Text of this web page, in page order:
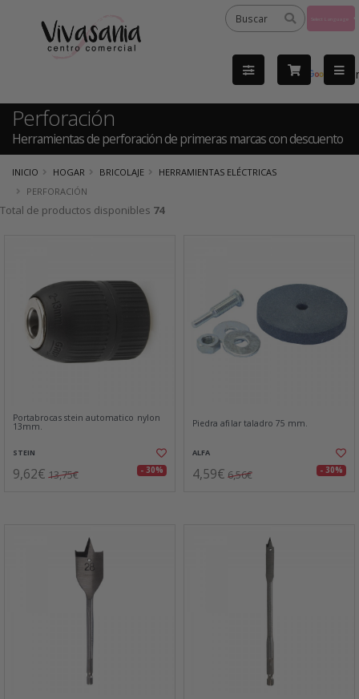
by
Perforación
Herramientas de perforación de primeras marcas con descuento
INICIO HOGAR BRICOLAJE
HERRAMIENTAS ELÉCTRICAS
PERFORACIÓN
Total de productos disponibles 74
Portabrocas stein automatico nylon
13mm.
STEIN
9,62€ 13,75€ - 30%
Piedra afilar taladro 75 mm.
ALFA
4,59€ 6,56€ - 30%